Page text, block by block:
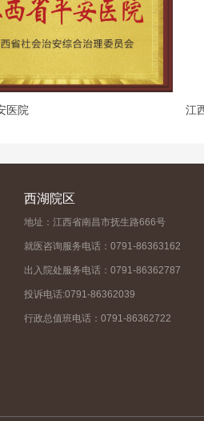
医院
西湖院区
地址：江西省南昌市抚生路666号
就医咨询服务电话：0791-86363162
出入院处服务电话：0791-86362787
投诉电话:0791-86362039
行政总值班电话：0791-86362722